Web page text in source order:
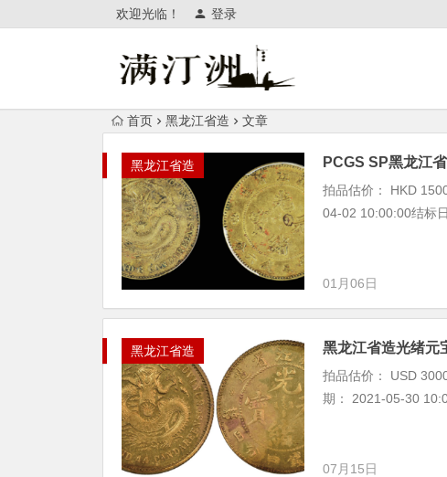
欢迎光临！ 登录
首页 黑龙江省造 文章
黑龙江省造 PCGS SP黑龙江
拍品估价： HKD
04-02 10:00:00结标
01月06日
黑龙江省造 黑龙江省造光绪元
拍品估价： USD
期： 2021-05-30
07月15日